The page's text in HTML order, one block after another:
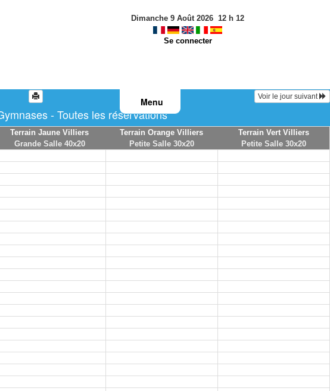
Dimanche 9 Août 2026 12 h 12
Se connecter
Menu Voir le jour suivant
- Toutes les réservations
Terrain Jaune Villiers
Grande Salle 40x20
Terrain Orange Villiers
Petite Salle 30x20
Terrain Vert Villiers
Petite Salle 30x20